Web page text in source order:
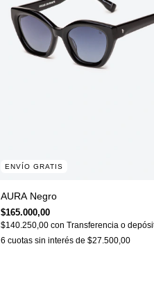
ENVÍO GRATIS
AURA Negro
$165.000,00
$140.250,00 con Transferencia o
6 cuotas sin interés de $27.500,00